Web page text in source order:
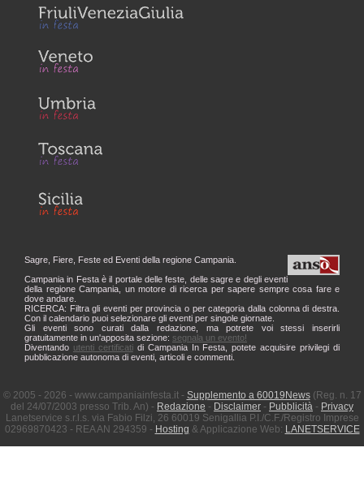
Sagre, Fiere, Feste ed Eventi della regione Campania.
Campania in Festa è il portale delle feste, delle sagre e degli eventi
della regione Campania, un motore di ricerca per sapere sempre cosa fare e
dove andare.
RICERCA: Filtra gli eventi per provincia o per categoria dalla colonna di destra.
Con il calendario puoi selezionare gli eventi per singole giornate.
Gli eventi sono curati dalla redazione, ma potrete voi stessi inserirli
gratuitamente in un'apposita sezione: segnala un evento!
Diventando utenti certificatidi Campania In Festa, potete acquisire privilegi di
pubblicazione autonoma di eventi, articoli e commenti.
© 2005 - 2026 - www.campaniainfesta.it - Supplemento a 60019News(Reg. n. 17
del 24/07/2003 presso Trib. An) - Redazione - Disclaimer - Pubblicità - Privacy
Lanetservice s.r.l.s. via Fabio Filzi, 26 60019 Senigallia P.I./C.F./Registro Imprese
02969870423 - REA AN 294359 - Hosting & Applicazione Web: LANETSERVICE